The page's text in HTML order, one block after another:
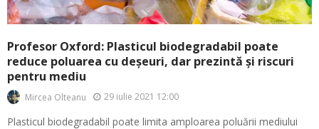
Profesor Oxford: Plasticul biodegradabil poate
reduce poluarea cu deșeuri, dar prezintă și riscuri
pentru mediu
Mircea Olteanu 29 iulie 2021 12:00
Plasticul biodegradabil poate limita amploarea poluării mediului